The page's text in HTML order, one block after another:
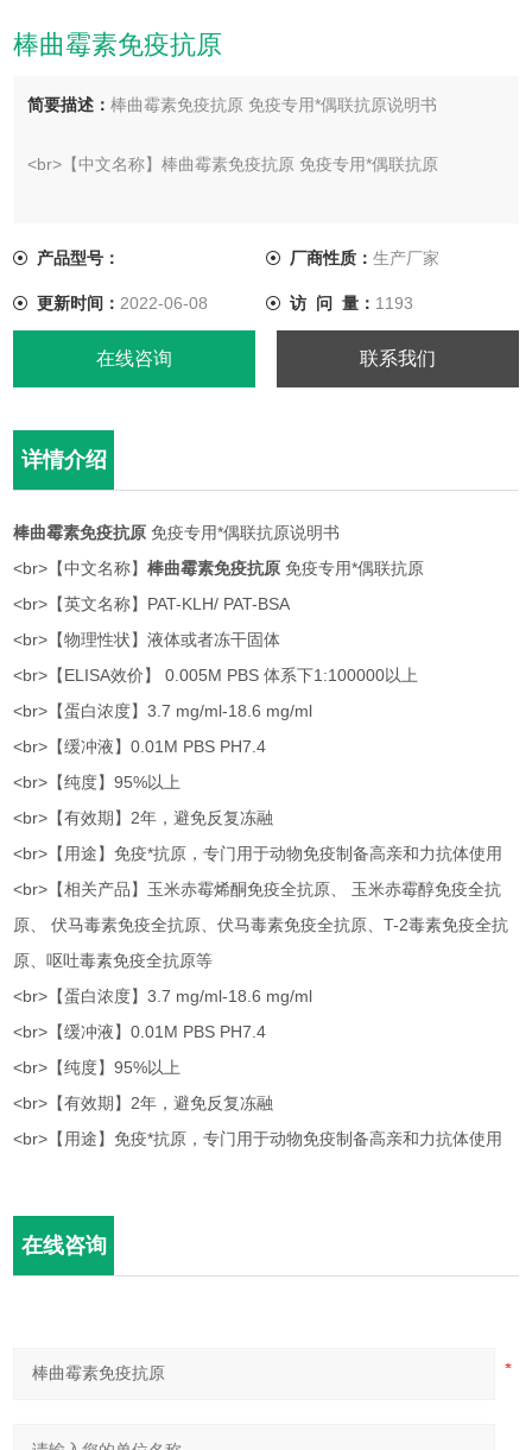
棒曲霉素免疫抗原
简要描述：棒曲霉素免疫抗原 免疫专用*偶联抗原说明书
<br>【中文名称】棒曲霉素免疫抗原 免疫专用*偶联抗原
产品型号： 厂商性质： 生产厂家
更新时间： 2022-06-08 访 问 量： 1193
在线咨询 联系我们
详情介绍
棒曲霉素免疫抗原 免疫专用*偶联抗原说明书
<br>【中文名称】棒曲霉素免疫抗原 免疫专用*偶联抗原
<br>【英文名称】PAT-KLH/ PAT-BSA
<br>【物理性状】液体或者冻干固体
<br>【ELISA效价】 0.005M PBS 体系下1:100000以上
<br>【蛋白浓度】3.7 mg/ml-18.6 mg/ml
<br>【缓冲液】0.01M PBS PH7.4
<br>【纯度】95%以上
<br>【有效期】2年，避免反复冻融
<br>【用途】免疫*抗原，专门用于动物免疫制备高亲和力抗体使用
<br>【相关产品】玉米赤霉烯酮免疫全抗原、 玉米赤霉醇免疫全抗
原、 伏马毒素免疫全抗原、伏马毒素免疫全抗原、T-2毒素免疫全抗
原、呕吐毒素免疫全抗原等
<br>【蛋白浓度】3.7 mg/ml-18.6 mg/ml
<br>【缓冲液】0.01M PBS PH7.4
<br>【纯度】95%以上
<br>【有效期】2年，避免反复冻融
<br>【用途】免疫*抗原，专门用于动物免疫制备高亲和力抗体使用
在线咨询